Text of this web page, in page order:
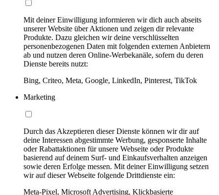
Mit deiner Einwilligung informieren wir dich auch abseits
unserer Website über Aktionen und zeigen dir relevante
Produkte. Dazu gleichen wir deine verschlüsselten
personenbezogenen Daten mit folgenden externen Anbietern
ab und nutzen deren Online-Werbekanäle, sofern du deren
Dienste bereits nutzt:
Bing, Criteo, Meta, Google, LinkedIn, Pinterest, TikTok
Marketing
Durch das Akzeptieren dieser Dienste können wir dir auf
deine Interessen abgestimmte Werbung, gesponserte Inhalte
oder Rabattaktionen für unsere Webseite oder Produkte
basierend auf deinem Surf- und Einkaufsverhalten anzeigen
sowie deren Erfolge messen. Mit deiner Einwilligung setzen
wir auf dieser Webseite folgende Drittdienste ein:
Meta-Pixel, Microsoft Advertising, Klickbasierte